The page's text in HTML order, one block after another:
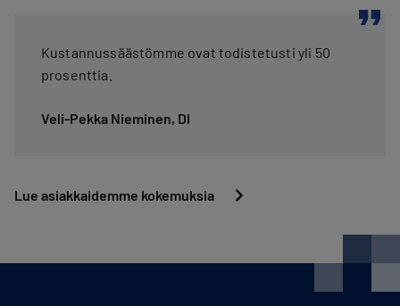
Kustannussäästömme ovat todistetusti yli 50
prosenttia.
Veli-Pekka Nieminen, DI
Lue asiakkaidemme kokemuksia